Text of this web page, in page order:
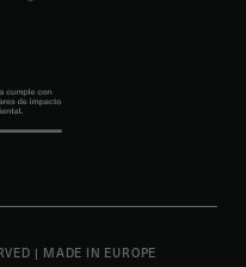
| MADE IN EUROPE